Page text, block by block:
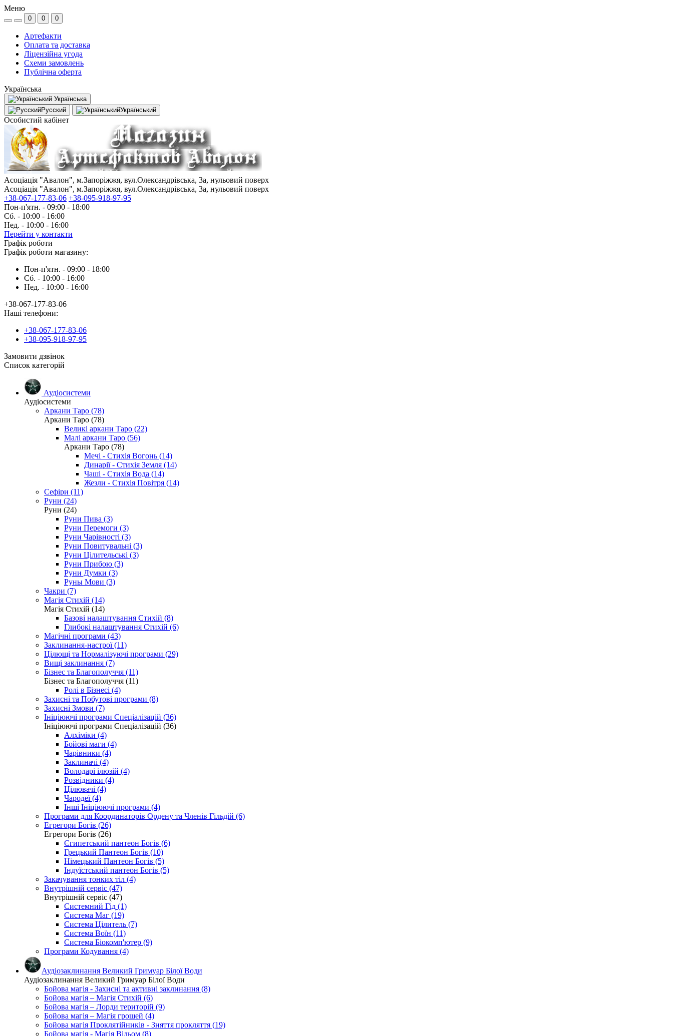
Меню
0 0 0
Артефакти
Оплата та доставка
Ліцензійна угода
Схеми замовлень
Публічна оферта
Українська
Українська
Русский
Український
Особистий кабінет
Асоціація "Авалон", м.Запоріжжя, вул.Олександрівська, 3а, нульовий поверх
Асоціація "Авалон", м.Запоріжжя, вул.Олександрівська, 3а, нульовий поверх
+38-067-177-83-06 +38-095-918-97-95
Пон-п'ятн. - 09:00 - 18:00
Сб. - 10:00 - 16:00
Нед. - 10:00 - 16:00
Перейти у контакти
Графік роботи
Графік роботи магазину:
Пон-п'ятн. - 09:00 - 18:00
Сб. - 10:00 - 16:00
Нед. - 10:00 - 16:00
+38-067-177-83-06
Наші телефони:
+38-067-177-83-06
+38-095-918-97-95
Замовити дзвінок
Список категорій
Аудіосистеми
Аудіосистеми
Аркани Таро (78)
Аркани Таро (78)
Великі аркани Таро (22)
Малі аркани Таро (56)
Аркани Таро (78)
Мечі - Стихія Вогонь (14)
Динарії - Стихія Земля (14)
Чаші - Стихія Вода (14)
Жезли - Стихія Повітря (14)
Сефіри (11)
Руни (24)
Руни (24)
Руни Пива (3)
Руни Перемоги (3)
Руни Чарівності (3)
Руни Повитувальні (3)
Руни Цілительські (3)
Руни Прибою (3)
Руни Думки (3)
Руны Мови (3)
Чакри (7)
Магія Стихій (14)
Магія Стихій (14)
Базові налаштування Стихій (8)
Глибокі налаштування Стихій (6)
Магічні програми (43)
Заклинання-настрої (11)
Цілющі та Нормалізуючі програми (29)
Вищі заклинання (7)
Бізнес та Благополуччя (11)
Бізнес та Благополуччя (11)
Ролі в Бізнесі (4)
Захисні та Побутові програми (8)
Захисні Змови (7)
Ініціюючі програми Спеціалізацій (36)
Ініціюючі програми Спеціалізацій (36)
Алхіміки (4)
Бойові маги (4)
Чарівники (4)
Заклиначі (4)
Володарі ілюзій (4)
Розвідники (4)
Цілювачі (4)
Чародеї (4)
Інші Ініціюючі програми (4)
Програми для Координаторів Ордену та Членів Гільдій (6)
Егрегори Богів (26)
Егрегори Богів (26)
Єгипетський пантеон Богів (6)
Грецький Пантеон Богів (10)
Німецький Пантеон Богів (5)
Індуїстський пантеон Богів (5)
Закачування тонких тіл (4)
Внутрішній сервіс (47)
Внутрішній сервіс (47)
Системний Гід (1)
Система Маг (19)
Система Цілитель (7)
Система Воїн (11)
Система Біокомп'ютер (9)
Програми Кодування (4)
Аудіозаклинання Великий Гримуар Білої Води
Аудіозаклинання Великий Гримуар Білої Води
Бойова магія - Захисні та активні заклинання (8)
Бойова магія – Магія Стихій (6)
Бойова магія – Лорди територій (9)
Бойова магія – Магія грошей (4)
Бойова магія Проклятійників - Зняття прокляття (19)
Бойова магія - Магія Відьом (8)